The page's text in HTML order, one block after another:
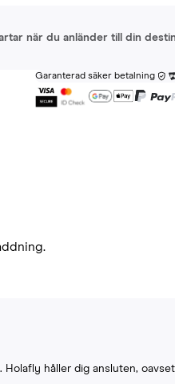
när du anländer till din
Garanterad säker betalning
. Holafly håller dig ansluten,